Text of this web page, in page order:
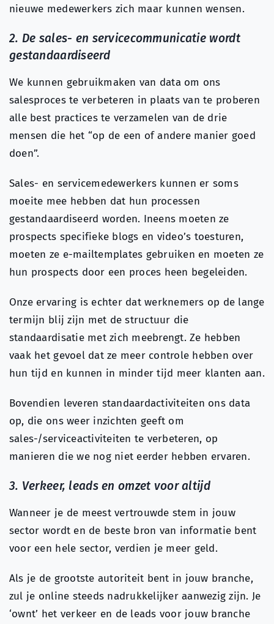
nieuwe medewerkers zich maar kunnen wensen.
2. De sales- en servicecommunicatie wordt
gestandaardiseerd
We kunnen gebruikmaken van data om ons
salesproces te verbeteren in plaats van te proberen
alle best practices te verzamelen van de drie
mensen die het “op de een of andere manier goed
doen”.
Sales- en servicemedewerkers kunnen er soms
moeite mee hebben dat hun processen
gestandaardiseerd worden. Ineens moeten ze
prospects specifieke blogs en video’s toesturen,
moeten ze e-mailtemplates gebruiken en moeten ze
hun prospects door een proces heen begeleiden.
Onze ervaring is echter dat werknemers op de lange
termijn blij zijn met de structuur die
standaardisatie met zich meebrengt. Ze hebben
vaak het gevoel dat ze meer controle hebben over
hun tijd en kunnen in minder tijd meer klanten aan.
Bovendien leveren standaardactiviteiten ons data
op, die ons weer inzichten geeft om
sales-/serviceactiviteiten te verbeteren, op
manieren die we nog niet eerder hebben ervaren.
3. Verkeer, leads en omzet voor altijd
Wanneer je de meest vertrouwde stem in jouw
sector wordt en de beste bron van informatie bent
voor een hele sector, verdien je meer geld.
Als je de grootste autoriteit bent in jouw branche,
zul je online steeds nadrukkelijker aanwezig zijn. Je
‘ownt’ het verkeer en de leads voor jouw branche